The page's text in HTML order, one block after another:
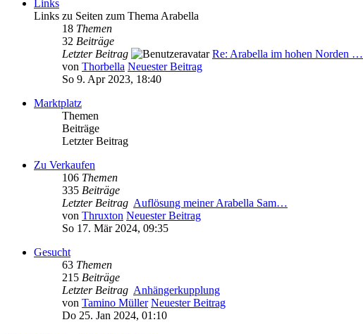
Links
Links zu Seiten zum Thema Arabella
18 Themen
32 Beiträge
Letzter Beitrag
Re: Arabella im hohen Norden …
von Thorbella Neuester Beitrag
So 9. Apr 2023, 18:40
Marktplatz
Themen
Beiträge
Letzter Beitrag
Zu Verkaufen
106 Themen
335 Beiträge
Letzter Beitrag Auflösung meiner Arabella Sam…
von Thruxton Neuester Beitrag
So 17. Mär 2024, 09:35
Gesucht
63 Themen
215 Beiträge
Letzter Beitrag Anhängerkupplung
von Tamino Müller Neuester Beitrag
Do 25. Jan 2024, 01:10